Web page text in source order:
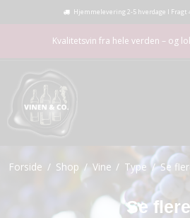
Hjemmelevering 2-5 hverdage I Fragt
Kvalitetsvin fra hele verden – og
Forside / Shop / Vine / Type / Se
Se flere